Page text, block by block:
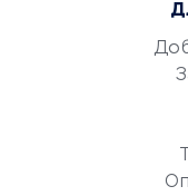
Аудиторские
Бухгалтерия